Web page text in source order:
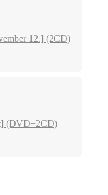
12.] (2CD)
(DVD+2CD)